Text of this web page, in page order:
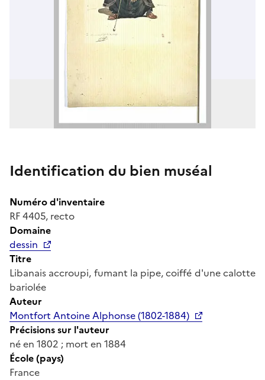
Identification du bien muséal
Numéro d'inventaire
RF 4405, recto
Domaine
dessin
Titre
Libanais accroupi, fumant la pipe, coiffé d'une calotte
bariolée
Auteur
Montfort Antoine Alphonse (1802-1884)
Précisions sur l'auteur
né en 1802 ; mort en 1884
École (pays)
France